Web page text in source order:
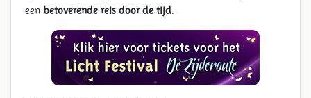
een betoverende reis door de tijd